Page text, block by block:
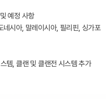
예정 사항
시아, 말레이시아, 필리핀, 싱가포
템, 클랜 및 클랜전 시스템 추가